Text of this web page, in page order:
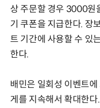
상 주문할 경우 3000원
기 쿠폰을 지급한다. 장
트 기간에 사용할 수 있
한다.
배민은 일회성 이벤트
게를 지속해서 확대한